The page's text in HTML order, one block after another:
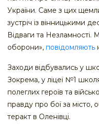
України. Саме з цих
зустріч із вінницькими
Відваги та Незламності.
оборони», повідомляють
Заходи відбувались у
Зокрема, у ліцеї №1
полеглих героїв та
правду про бої за місто,
теракт в Оленівці.